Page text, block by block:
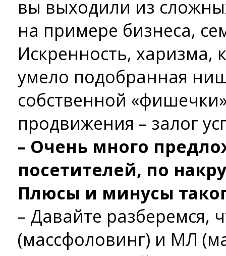
вы выходили из
на примере бизнеса,
Искренность, харизма,
умело подобранная
собственной
продвижения – залог
– Очень много
посетителей, по
Плюсы и минусы
– Давайте разберемся,
(массфоловинг) и МЛ